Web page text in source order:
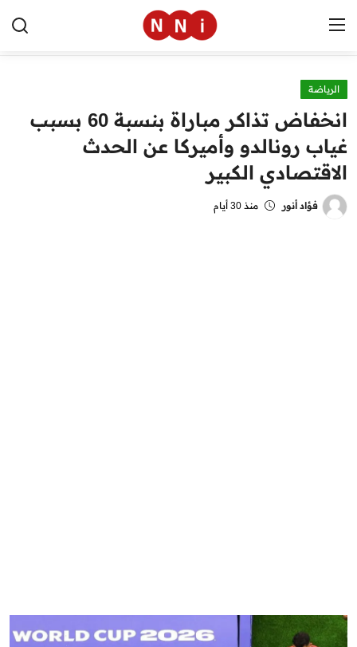
الرئيسية
اخبار مصر
العالم
الرياضة
الرياضة
انخفاض تذاكر مباراة بنسبة 60 بسبب
غياب رونالدو وأميركا عن الحدث
الاقتصادي الكبير
فؤاد أنور منذ 30 أيام